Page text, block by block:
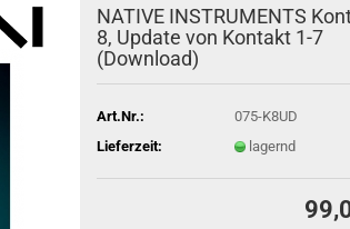
NATIVE INSTRUMENTS
8, Update von Kontakt 1-7
(Download)
Art.Nr.:
075-K8UD
Lieferzeit:
lagernd